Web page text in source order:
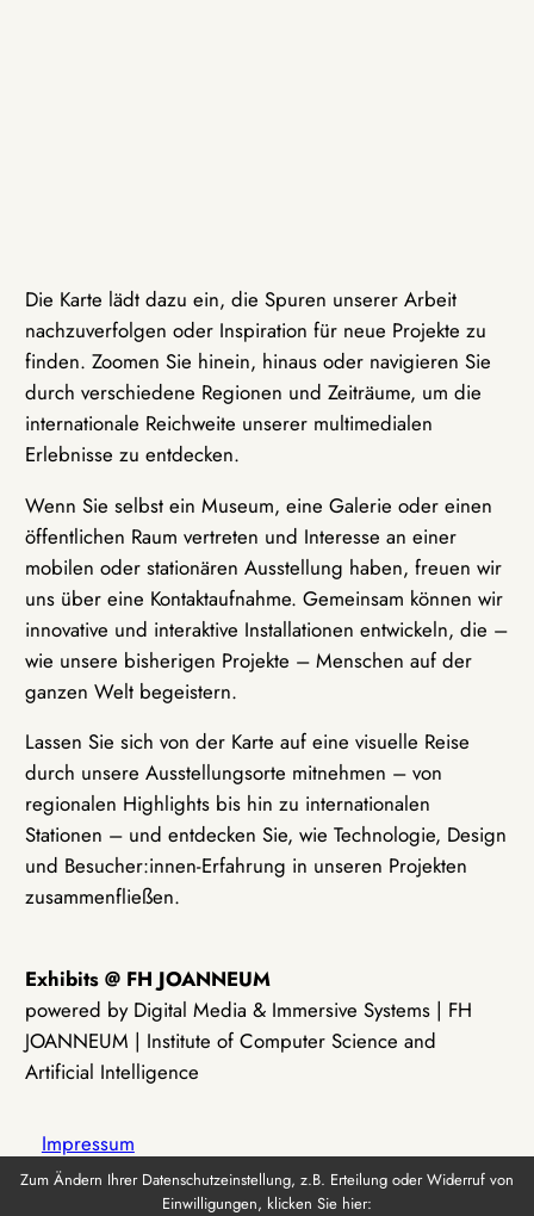
Die Karte lädt dazu ein, die Spuren unserer Arbeit
nachzuverfolgen oder Inspiration für neue Projekte zu
finden. Zoomen Sie hinein, hinaus oder navigieren Sie
durch verschiedene Regionen und Zeiträume, um die
internationale Reichweite unserer multimedialen
Erlebnisse zu entdecken.
Wenn Sie selbst ein Museum, eine Galerie oder einen
öffentlichen Raum vertreten und Interesse an einer
mobilen oder stationären Ausstellung haben, freuen wir
uns über eine Kontaktaufnahme. Gemeinsam können wir
innovative und interaktive Installationen entwickeln, die –
wie unsere bisherigen Projekte – Menschen auf der
ganzen Welt begeistern.
Lassen Sie sich von der Karte auf eine visuelle Reise
durch unsere Ausstellungsorte mitnehmen – von
regionalen Highlights bis hin zu internationalen
Stationen – und entdecken Sie, wie Technologie, Design
und Besucher:innen-Erfahrung in unseren Projekten
zusammenfließen.
Exhibits @ FH JOANNEUM
powered by Digital Media & Immersive Systems | FH
JOANNEUM | Institute of Computer Science and
Artificial Intelligence
Impressum
Zum Ändern Ihrer Datenschutzeinstellung, z.B. Erteilung oder Widerruf von
Einwilligungen, klicken Sie hier: